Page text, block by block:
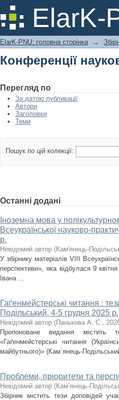
ElarK-
Конференції
ElarK-PNU: головна сторінка →
Конференції
Перегляд по
За датою публикації
Автори
Заголовки
Теми
Пошук по цій колекції:
Останні додані
Іноземна мова у
Всеукраїнської науково-
р.
Невідомий автор (Кам'янець-
У збірнику матеріалів VІІІ
перспективи», яка відбулася 9
Івана ...
Гаґенмейстерські читання :
Подільський, 4-5 грудня 2025 р.
Невідомий автор (Панькова А. С.,
Пропоноване видання містить
«Гаґенмейстерські читання
майбутнього)» (Кам`янець-
Проблеми, пріоритети та
Невідомий автор (Кам’янець-
Збірник містить тези доповідей